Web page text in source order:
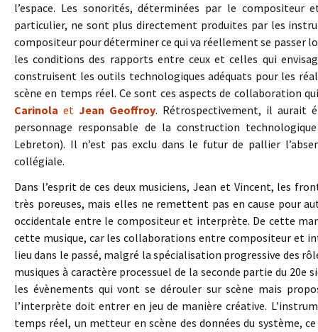
l’espace. Les sonorités, déterminées par le
particulier, ne sont plus directement produites par les
compositeur pour déterminer ce qui va réellement se passer
les conditions des rapports entre ceux et celles qui
construisent les outils technologiques adéquats pour les
scène en temps réel. Ce sont ces aspects de collaboration
Carinola et Jean Geoffroy. Rétrospectivement, il aurait
personnage responsable de la construction
Lebreton). Il n’est pas exclu dans le futur de pallier
collégiale.
Dans l’esprit de ces deux musiciens, Jean et Vincent, les
très poreuses, mais elles ne remettent pas en cause pour
occidentale entre le compositeur et interprète. De cette
cette musique, car les collaborations entre compositeur et
lieu dans le passé, malgré la spécialisation progressive des
musiques à caractère processuel de la seconde partie du
les évènements qui vont se dérouler sur scène mais
l’interprète doit entrer en jeu de manière créative.
temps réel, un metteur en scène des données du système,